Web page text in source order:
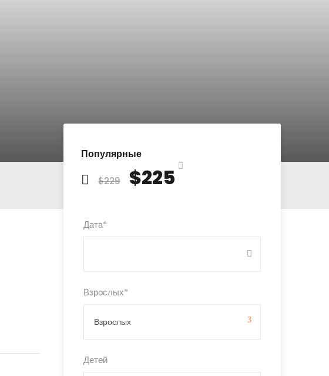
Популярные
$229 $225
Дата*
Взрослых*
Детей